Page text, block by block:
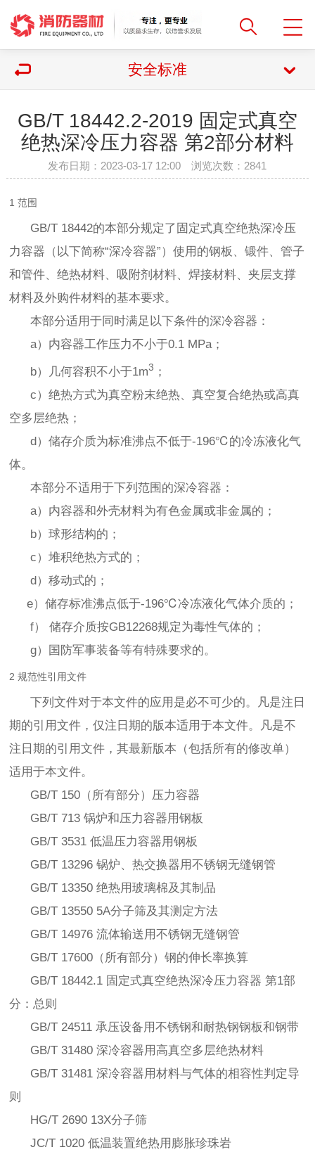
安全标准
GB/T 18442.2-2019 固定式真空
绝热深冷压力容器 第2部分材料
发布日期：2023-03-17 12:00 浏览次数： 2841
1 范围
GB/T 18442的本部分规定了固定式真空绝热深冷压
力容器（以下简称“深冷容器”）使用的钢板、锻件、管子
和管件、绝热材料、吸附剂材料、焊接材料、夹层支撑
材料及外购件材料的基本要求。
本部分适用于同时满足以下条件的深冷容器：
a）内容器工作压力不小于0.1 MPa；
b）几何容积不小于1m3 ；
c）绝热方式为真空粉末绝热、真空复合绝热或高真
空多层绝热；
d）储存介质为标准沸点不低于-196℃的冷冻液化气
体。
本部分不适用于下列范围的深冷容器：
a）内容器和外壳材料为有色金属或非金属的；
b）球形结构的；
c）堆积绝热方式的；
d）移动式的；
e）储存标准沸点低于-196℃冷冻液化气体介质的；
f） 储存介质按GB12268规定为毒性气体的；
g）国防军事装备等有特殊要求的。
2 规范性引用文件
下列文件对于本文件的应用是必不可少的。凡是注日
期的引用文件，仅注日期的版本适用于本文件。凡是不
注日期的引用文件，其最新版本（包括所有的修改单）
适用于本文件。
GB/T 150（所有部分）压力容器
GB/T 713 锅炉和压力容器用钢板
GB/T 3531 低温压力容器用钢板
GB/T 13296 锅炉、热交换器用不锈钢无缝钢管
GB/T 13350 绝热用玻璃棉及其制品
GB/T 13550 5A分子筛及其测定方法
GB/T 14976 流体输送用不锈钢无缝钢管
GB/T 17600（所有部分）钢的伸长率换算
GB/T 18442.1 固定式真空绝热深冷压力容器 第1部
分：总则
GB/T 24511 承压设备用不锈钢和耐热钢钢板和钢带
GB/T 31480 深冷容器用高真空多层绝热材料
GB/T 31481 深冷容器用材料与气体的相容性判定导
则
HG/T 2690 13X分子筛
JC/T 1020 低温装置绝热用膨胀珍珠岩